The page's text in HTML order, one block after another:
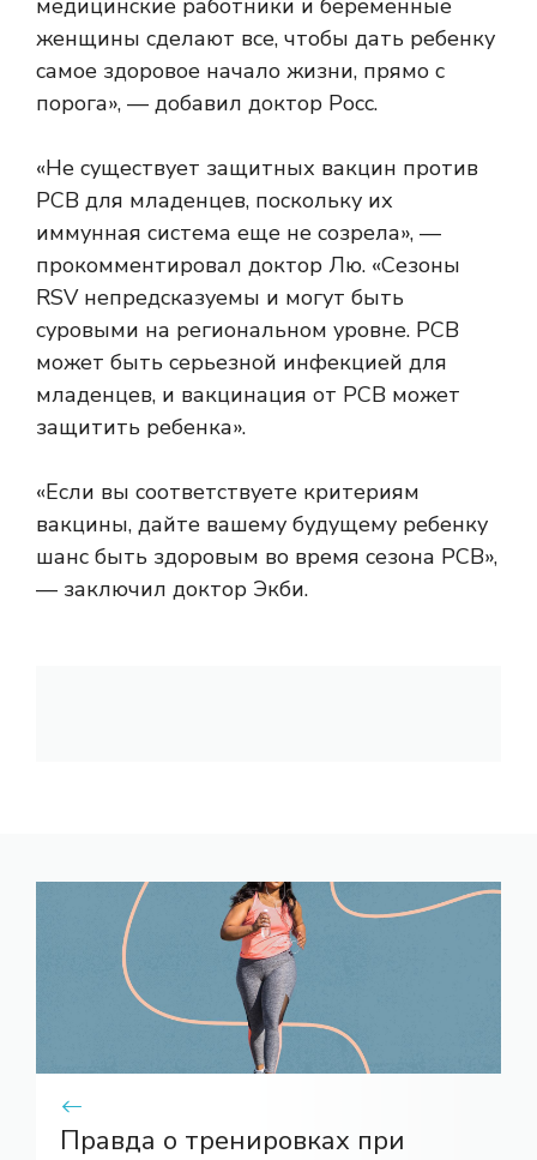
медицинские работники и беременные
женщины сделают все, чтобы дать ребенку
самое здоровое начало жизни, прямо с
порога», — добавил доктор Росс.
«Не существует защитных вакцин против
РСВ для младенцев, поскольку их
иммунная система еще не созрела», —
прокомментировал доктор Лю. «Сезоны
RSV непредсказуемы и могут быть
суровыми на региональном уровне. РСВ
может быть серьезной инфекцией для
младенцев, и вакцинация от РСВ может
защитить ребенка».
«Если вы соответствуете критериям
вакцины, дайте вашему будущему ребенку
шанс быть здоровым во время сезона РСВ»,
— заключил доктор Экби.
Правда о тренировках при